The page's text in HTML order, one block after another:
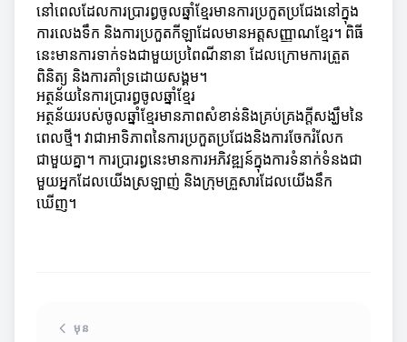
នៅពេលដែលការប្រារព្ធចូលឆ្នាំខ្មែរមានការប្រកួតប្រជែងនៅក្នុង
ការលេងទឹក និងការប្រកួតកីឡាដែលមានអត្តសញ្ញាណខ្មែរ។ ពិធី
នេះមានការទាក់ទងជាមួយប្រពៃណីនានា ដែលក្រោមការត្រួត
ពិនិត្យ និងការគាំទ្រដោយសង្គម។
អត្ថន័យនៃការប្រារព្ធចូលឆ្នាំខ្មែរ
អត្ថន័យរបស់ចូលឆ្នាំខ្មែរមានភាពសំខាន់និងគ្រប់គ្រងក្តីសង្ឃឹមនៃ
ពេលថ្មី។ វាជាអាទិភាពនៃការប្រកួតប្រជែងនិងការចែករំលែក
ជាមួយគ្នា។ ការប្រារព្ធនេះមានការអភិវឌ្ឍន៍ក្នុងការទំនាក់ទំនងជា
មួយអ្នកដែលយើងស្រឡាញ់ និងក្រុមគ្រួសារដែលយើងនឹក
ឃើញ។
មុន